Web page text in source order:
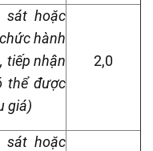
sát hoặc
hành
tiếp nhận
thể được
giá)
2,0
sát hoặc